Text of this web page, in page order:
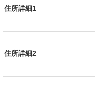
住所詳細1
住所詳細2